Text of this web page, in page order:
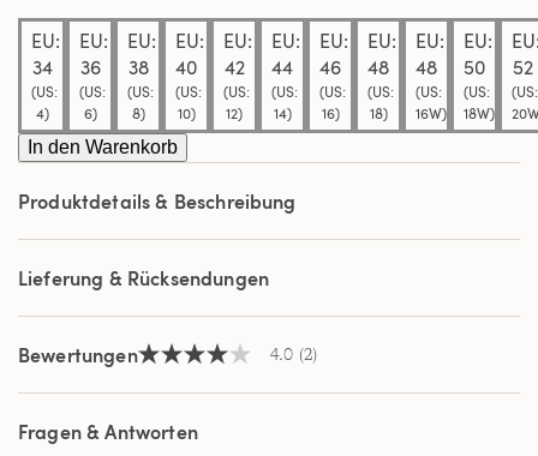
Bewertung.
Read
Reviews.
Link
auf
derselben
Seite.
EU:
34
(US:
4)
EU:
36
(US:
6)
EU:
38
(US:
8)
EU:
40
(US:
10)
EU:
42
(US:
12)
EU:
44
(US:
14)
EU:
46
(US:
16)
EU:
48
(US:
18)
EU:
48
(US:
16W)
EU:
50
(US:
18W)
52
(US:
In den Warenkorb
Produktdetails & Beschreibung
Lieferung & Rücksendungen
Bewertungen4.0
5
Sternen,
Durchschnittswert
4.0 (2)
Fragen & Antworten